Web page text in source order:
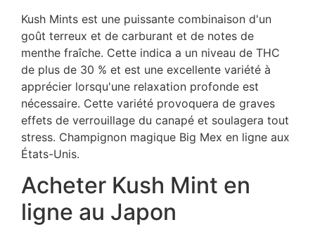
Kush Mints est une puissante combinaison d'un
goût terreux et de carburant et de notes de
menthe fraîche. Cette indica a un niveau de THC
de plus de 30 % et est une excellente variété à
apprécier lorsqu'une relaxation profonde est
nécessaire. Cette variété provoquera de graves
effets de verrouillage du canapé et soulagera tout
stress. Champignon magique Big Mex en ligne aux
États-Unis.
Acheter Kush Mint en
ligne au Japon